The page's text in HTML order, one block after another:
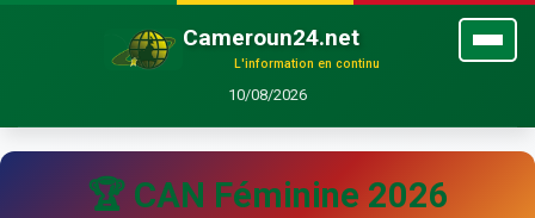
Cameroun24.net
L'information en continu
10/08/2026
🏆 CAN Féminine 2026